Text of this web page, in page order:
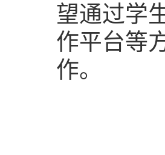
望通过学
作平台等
作。